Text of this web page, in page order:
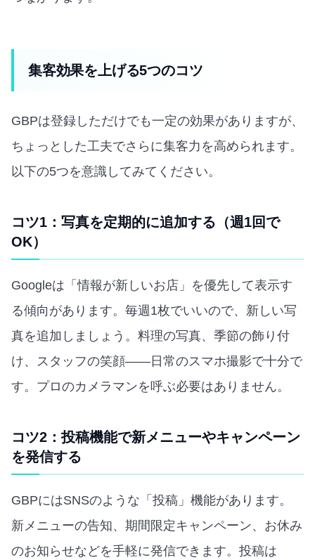
集客効果を上げる5つのコツ
GBPは登録しただけでも一定の効果がありますが、
ちょっとした工夫でさらに集客力を高められます。
以下の5つを意識してみてください。
コツ1：写真を定期的に追加する（週1回で
OK）
Googleは「情報が新しいお店」を優先して表示す
る傾向があります。毎週1枚でいいので、新しい写
真を追加しましょう。料理の写真、季節の飾り付
け、スタッフの笑顔——日常のスマホ撮影で十分で
す。プロのカメラマンを呼ぶ必要はありません。
コツ2：投稿機能で新メニューやキャンペーン
を発信する
GBPにはSNSのような「投稿」機能があります。
新メニューの告知、期間限定キャンペーン、お休み
のお知らせなどを手軽に発信できます。投稿は